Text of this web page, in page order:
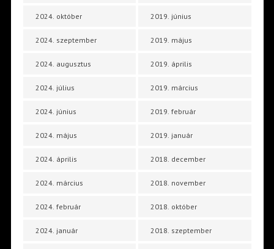
2024. október
2024. szeptember
2024. augusztus
2024. július
2024. június
2024. május
2024. április
2024. március
2024. február
2024. január
2019. június
2019. május
2019. április
2019. március
2019. február
2019. január
2018. december
2018. november
2018. október
2018. szeptember